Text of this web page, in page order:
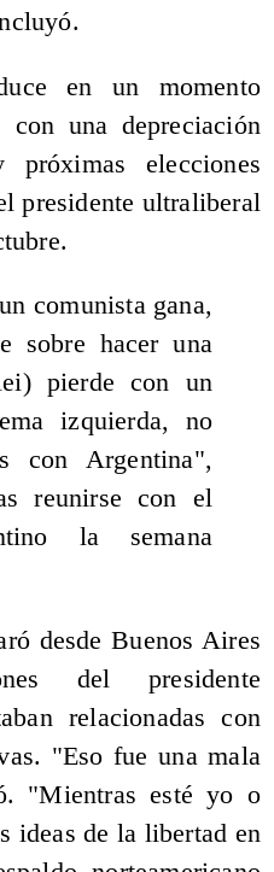
en un momento
una depreciación
elecciones
presidente ultraliberal
comunista gana,
sobre hacer una
pierde con un
izquierda, no
con Argentina",
reunirse con el
la semana
desde Buenos Aires
del presidente
relacionadas con
"Eso fue una mala
"Mientras esté yo o
ideas de la libertad en